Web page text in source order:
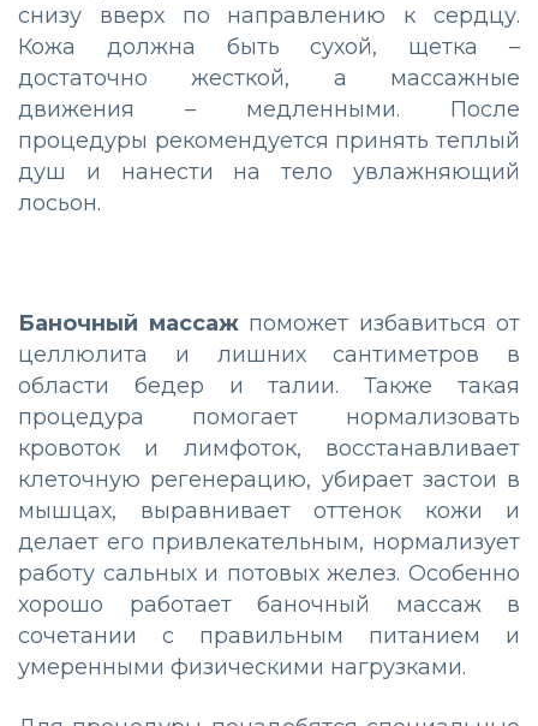
снизу вверх по направлению к сердцу.
Кожа должна быть сухой, щетка –
достаточно жесткой, а массажные
движения – медленными. После
процедуры рекомендуется принять теплый
душ и нанести на тело увлажняющий
лосьон.
Баночный массажпоможет избавиться от
целлюлита и лишних сантиметров в
области бедер и талии. Также такая
процедура помогает нормализовать
кровоток и лимфоток, восстанавливает
клеточную регенерацию, убирает застои в
мышцах, выравнивает оттенок кожи и
делает его привлекательным, нормализует
работу сальных и потовых желез. Особенно
хорошо работает баночный массаж в
сочетании с правильным питанием и
умеренными физическими нагрузками.